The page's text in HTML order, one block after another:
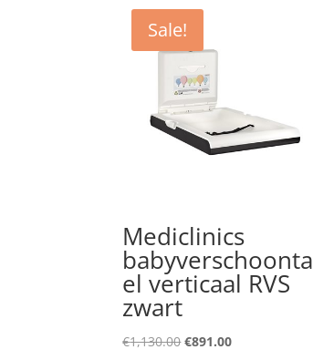
Sale!
Mediclinics
el verticaal RVS
zwart
€1,130.00Original
€891.00Current